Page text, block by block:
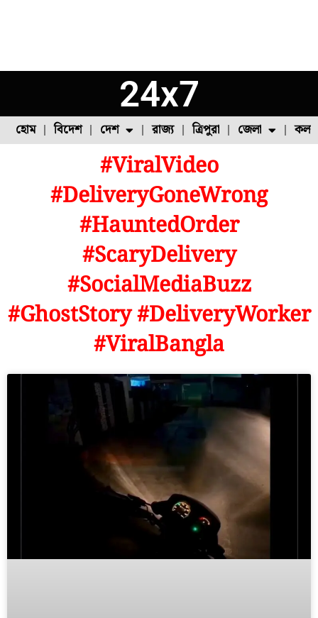
24x7
হোম বিদেশ দেশ
ফুল চাষ ফল চাষ
রাজ্য ত্রিপুরা জেলা
#ViralVideo
#DeliveryGoneWrong
#HauntedOrder
#ScaryDelivery
#SocialMediaBuzz
#GhostStory #DeliveryWorker
#ViralBangla